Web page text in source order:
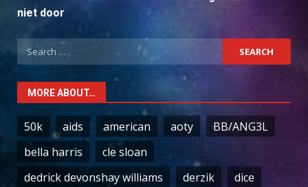
niet door
Search
for:
MORE ABOUT…
50k aids american aoty
BB/ANG3L
bella harris
cle sloan
dedrick devonshay williams
derzik
dice